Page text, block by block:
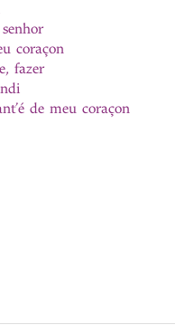
coraçon
fazer
de meu coraçon